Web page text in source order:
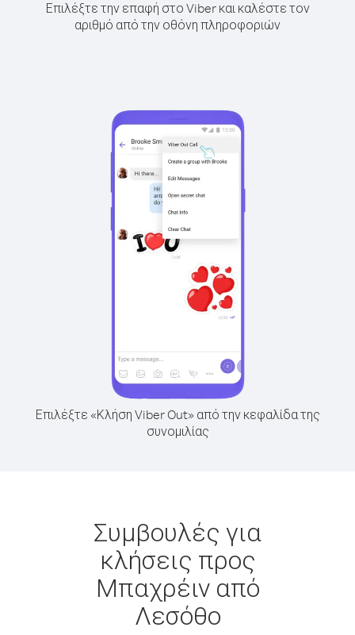
Επιλέξτε την επαφή στο Viber και καλέστε τον
αριθμό από την οθόνη πληροφοριών
Επιλέξτε «Κλήση Viber Out» από την κεφαλίδα της
συνομιλίας
Συμβουλές για
κλήσεις προς
Μπαχρέιν από
Λεσόθο